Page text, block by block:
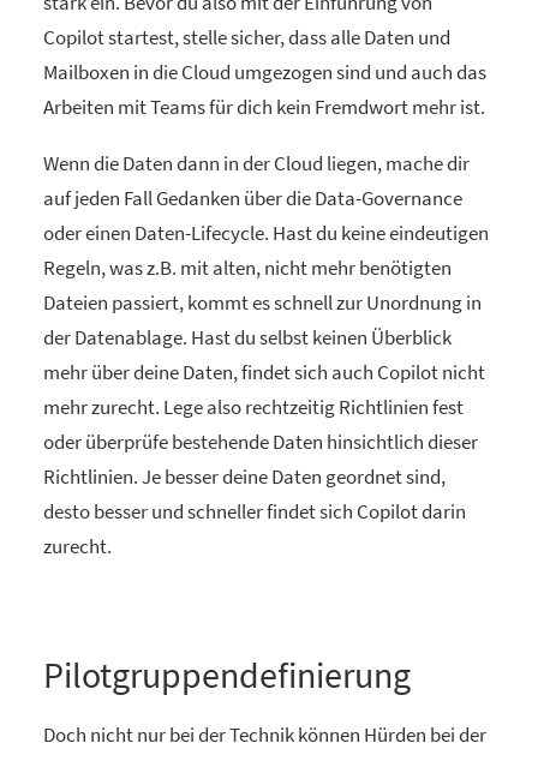
Copilot startest, stelle sicher, dass alle Daten und
Mailboxen in die Cloud umgezogen sind und auch das
Arbeiten mit Teams für dich kein Fremdwort mehr ist.
Wenn die Daten dann in der Cloud liegen, mache dir
auf jeden Fall Gedanken über die Data-Governance
oder einen Daten-Lifecycle. Hast du keine eindeutigen
Regeln, was z.B. mit alten, nicht mehr benötigten
Dateien passiert, kommt es schnell zur Unordnung in
der Datenablage. Hast du selbst keinen Überblick
mehr über deine Daten, findet sich auch Copilot nicht
mehr zurecht. Lege also rechtzeitig Richtlinien fest
oder überprüfe bestehende Daten hinsichtlich dieser
Richtlinien. Je besser deine Daten geordnet sind,
desto besser und schneller findet sich Copilot darin
zurecht.
Pilotgruppendefinierung
Doch nicht nur bei der Technik können Hürden bei der